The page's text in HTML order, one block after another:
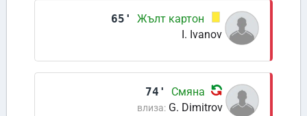
65'
Жълт картон
I. Ivanov
74' Смяна
влиза: G. Dimitrov